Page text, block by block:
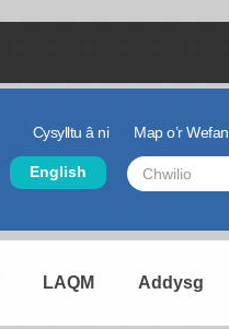
Header Links
Cysylltu â ni Map o’r Wefan
English
Search
LAQM Addysg